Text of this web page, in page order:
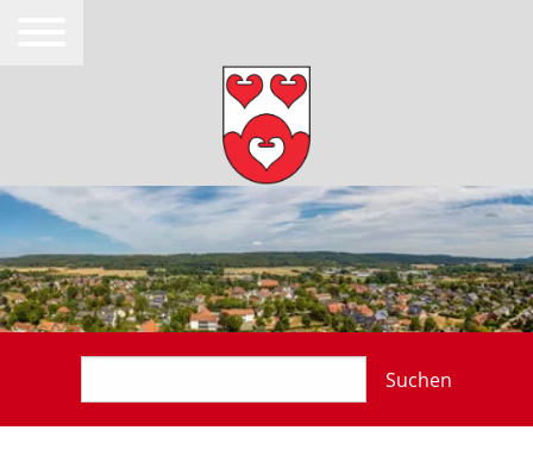
Suchen